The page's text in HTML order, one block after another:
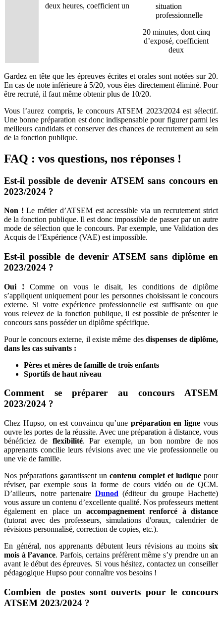
deux heures, coefficient un
situation
professionnelle
20 minutes, dont cinq
d’exposé, coefficient
deux
Gardez en tête que les épreuves écrites et orales sont notées sur 20.
En cas de note inférieure à 5/20, vous êtes directement éliminé. Pour
être recruté, il faut même obtenir plus de 10/20.
Vous l’aurez compris, le concours ATSEM 2023/2024 est sélectif.
Une bonne préparation est donc indispensable pour figurer parmi les
meilleurs candidats et conserver des chances de recrutement au sein
de la fonction publique.
FAQ : vos questions, nos réponses !
Est-il possible de devenir ATSEM sans concours en
2023/2024 ?
Non !Le métier d’ATSEM est accessible via un recrutement strict
de la fonction publique. Il est donc impossible de passer par un autre
mode de sélection que le concours. Par exemple, une Validation des
Acquis de l’Expérience (VAE) est impossible.
Est-il possible de devenir ATSEM sans diplôme en
2023/2024 ?
Oui ! Comme on vous le disait, les conditions de diplôme
s’appliquent uniquement pour les personnes choisissant le concours
externe. Si votre expérience professionnelle est suffisante ou que
vous relevez de la fonction publique, il est possible de présenter le
concours sans posséder un diplôme spécifique.
Pour le concours externe, il existe même desdispenses de diplôme,
dans les cas suivants :
Pères et mères de famille de trois enfants
Sportifs de haut niveau
Comment se préparer au concours ATSEM
2023/2024 ?
Chez Hupso, on est convaincu qu’une préparation en ligne vous
ouvre les portes de la réussite. Avec une préparation à distance, vous
bénéficiez de flexibilité. Par exemple, un bon nombre de nos
apprenants concilie leurs révisions avec une vie professionnelle ou
une vie de famille.
Nos préparations garantissent un contenu complet et ludique pour
réviser, par exemple sous la forme de cours vidéo ou de QCM.
D’ailleurs, notre partenaire Dunod (éditeur du groupe Hachette)
vous assure un contenu d’excellente qualité. Nos professeurs mettent
également en place un accompagnement renforcé à distance
(tutorat avec des professeurs, simulations d'oraux, calendrier de
révisions personnalisé, correction de copies, etc.).
En général, nos apprenants débutent leurs révisions au moins six
mois à l’avance. Parfois, certains préfèrent même s’y prendre un an
avant le début des épreuves. Si vous hésitez, contactez un conseiller
pédagogique Hupso pour connaître vos besoins !
Combien de postes sont ouverts pour le concours
ATSEM 2023/2024 ?